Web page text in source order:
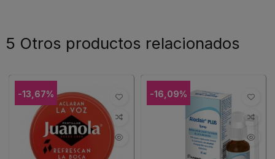
5 Otros productos relacionados
-13,67% -16,09%